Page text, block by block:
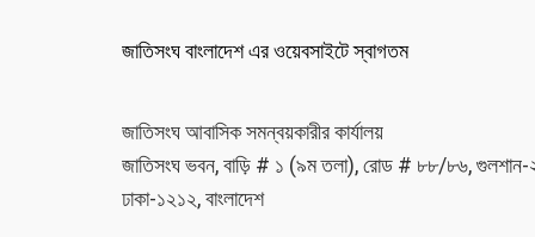
জাতিসংঘ বাংলাদেশ এর ওয়েবসাইটে স্বাগতম
জাতিসংঘ আবাসিক সমন্বয়কারীর কার্যালয়
জাতিসংঘ ভবন, বাড়ি # ১ (৯ম তলা), রোড # ৮৮/৮৬, গুলশান-
ঢাকা-১২১২, বাংলাদেশ